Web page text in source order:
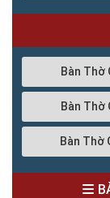
Bàn Thờ
Bàn Thờ
Bàn Thờ